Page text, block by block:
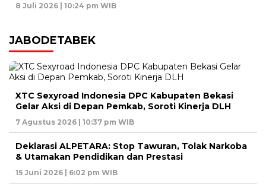
8 Juli 2026 | 10:24 pm WIB
JABODETABEK
XTC Sexyroad Indonesia DPC Kabupaten Bekasi
Gelar Aksi di Depan Pemkab, Soroti Kinerja DLH
7 Agustus 2026 | 10:37 pm WIB
Deklarasi ALPETARA: Stop Tawuran, Tolak Narkoba
& Utamakan Pendidikan dan Prestasi
15 Juni 2026 | 6:02 pm WIB